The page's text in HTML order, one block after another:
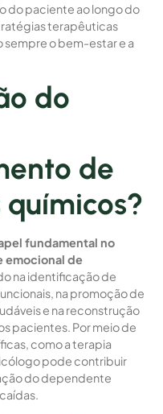
do paciente ao longo do
terapêuticas
o bem-estar e a
do
de
fundamental no
emocional de
na identificação de
na promoção de
e na reconstrução
pacientes. Por meio de
como a terapia
pode contribuir
do dependente